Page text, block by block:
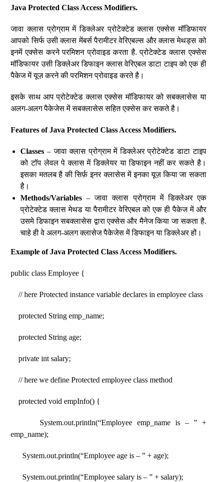
Java Protected Class Access Modifiers.
जावा क्लास प्रोग्राम में डिक्लेअर प्रोटेक्टेड क्लास एक्सेस मॉडिफायर
आपको सिर्फ उसी क्लास मेंबर्स पैरामीटर वेरिएबल्स और क्लास मेथड्स को
इनमें एक्सेस करने परमिशन प्रोवाइड करता है. प्रोटेक्टेड क्लास एक्सेस
मॉडिफायर उसी डिक्लेअर डिफाइन क्लास वेरिएबल डाटा टाइप को एक ही
पैकेज में यूज़ करने की परमिशन प्रोवाइड करते है।
इसके साथ आप प्रोटेक्टेड क्लास एक्सेस मॉडिफायर को सबक्लासेस या
अलग-अलग पैकेजेस में सबक्लासेस सहित एक्सेस कर सकते है।
Features of Java Protected Class Access Modifiers.
Classes – जावा क्लास प्रोग्राम में डिक्लेअर प्रोटेक्टेड डाटा टाइप
को टॉप लेवल पे क्लास में डिक्लेयर या डिफाइन नहीं कर सकते है।
इसका मतलब है की सिर्फ़ इनर क्लासेस में इनका यूज़ किया जा सकता
है।
Methods/Variables – जावा क्लास प्रोग्राम में डिक्लेअर एक
प्रोटेक्टेड क्लास मेथड या पैरामीटर वेरिएबल को एक ही पैकेज में और
उसमे डिफाइन सबक्लासेस द्वारा एक्सेस और मैनेज किया जा सकता है.
चाहे ही वे अलग-अलग क्लासेज पैकेजेस में डिफाइन या डिक्लेअर हों।
Example of Java Protected Class Access Modifiers.
public class Employee {
// here Protected instance variable declares in employee class
protected String emp_name;
protected String age;
private int salary;
// here we define Protected employee class method
protected void empInfo() {
System.out.println(“Employee emp_name is – ” +
emp_name);
System.out.println(“Employee age is – ” + age);
System.out.println(“Employee salary is – ” + salary);